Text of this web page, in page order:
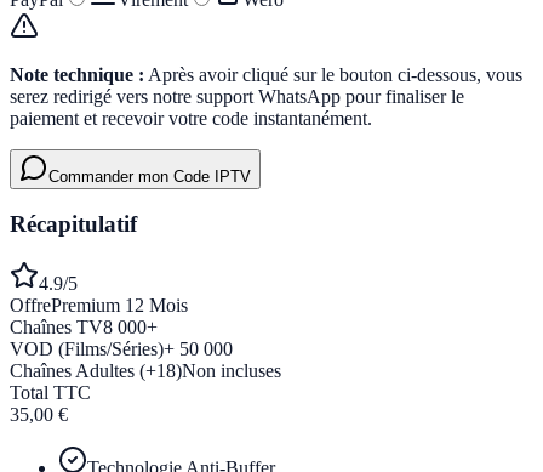
Note technique : Après avoir cliqué sur le bouton ci-dessous, vous
serez redirigé vers notre support WhatsApp pour finaliser le
paiement et recevoir votre code instantanément.
Commander mon Code IPTV
Récapitulatif
4.9/5
OffrePremium 12 Mois
Chaînes TV8 000+
VOD (Films/Séries)+ 50 000
Chaînes Adultes (+18)Non incluses
Total TTC
35,00 €